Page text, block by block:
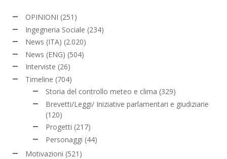
OPINIONI (251)
Ingegneria Sociale (234)
News (ITA) (2.020)
News (ENG) (504)
Interviste (26)
Timeline (704)
Storia del controllo meteo e clima (329)
Brevetti/Leggi/ Iniziative parlamentari e giudiziarie
(120)
Progetti (217)
Personaggi (44)
Motivazioni (521)